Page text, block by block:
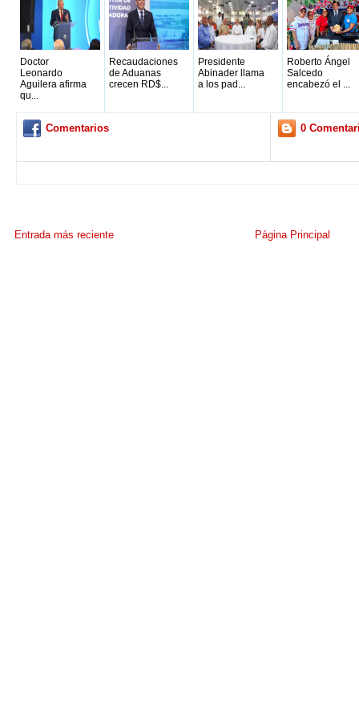
Doctor
Leonardo
Aguilera afirma
qu...
Recaudaciones
de Aduanas
crecen RD$...
Presidente
Abinader llama
a los pad...
Roberto Ángel
Salcedo
encabezó el ...
Comentarios 0
Entrada más reciente Página Principal